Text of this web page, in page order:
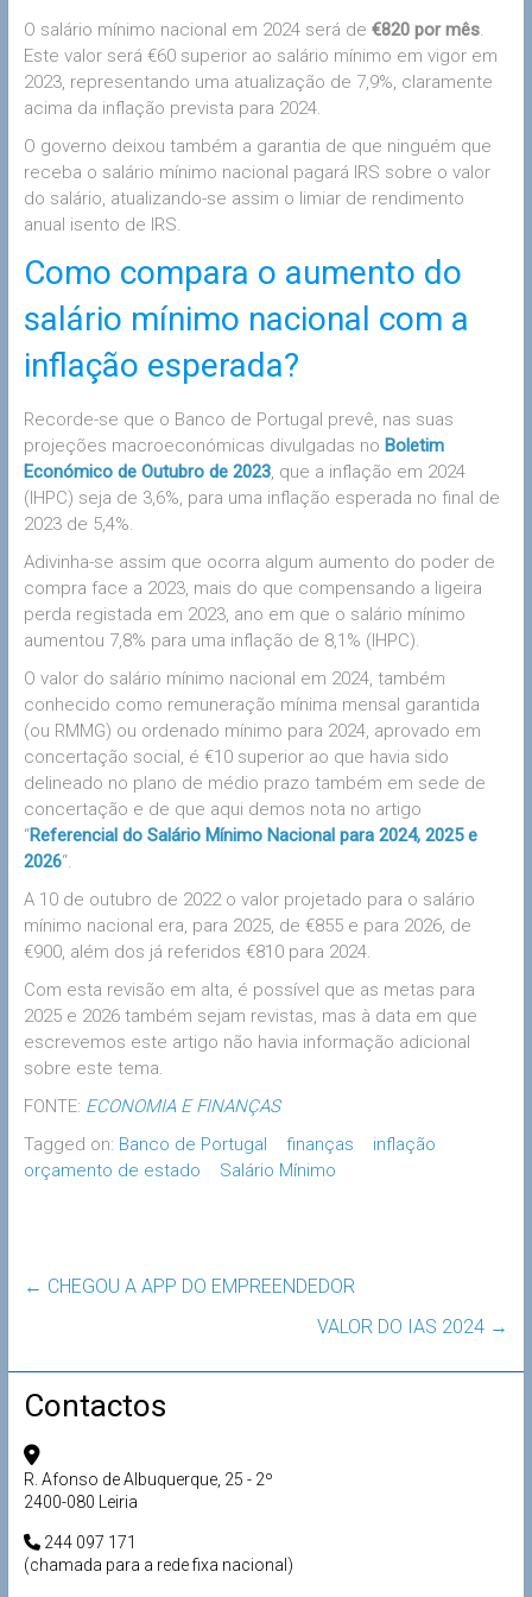
O salário mínimo nacional em 2024 será de €820 por mês.
Este valor será €60 superior ao salário mínimo em vigor em
2023, representando uma atualização de 7,9%, claramente
acima da inflação prevista para 2024.
O governo deixou também a garantia de que ninguém que
receba o salário mínimo nacional pagará IRS sobre o valor
do salário, atualizando-se assim o limiar de rendimento
anual isento de IRS.
Como compara o aumento do
salário mínimo nacional com a
inflação esperada?
Recorde-se que o Banco de Portugal prevê, nas suas
projeções macroeconómicas divulgadas no Boletim
Económico de Outubro de 2023, que a inflação em 2024
(IHPC) seja de 3,6%, para uma inflação esperada no final de
2023 de 5,4%.
Adivinha-se assim que ocorra algum aumento do poder de
compra face a 2023, mais do que compensando a ligeira
perda registada em 2023, ano em que o salário mínimo
aumentou 7,8% para uma inflação de 8,1% (IHPC).
O valor do salário mínimo nacional em 2024, também
conhecido como remuneração mínima mensal garantida
(ou RMMG) ou ordenado mínimo para 2024, aprovado em
concertação social, é €10 superior ao que havia sido
delineado no plano de médio prazo também em sede de
concertação e de que aqui demos nota no artigo
“Referencial do Salário Mínimo Nacional para 2024, 2025 e
2026“.
A 10 de outubro de 2022 o valor projetado para o salário
mínimo nacional era, para 2025, de €855 e para 2026, de
€900, além dos já referidos €810 para 2024.
Com esta revisão em alta, é possível que as metas para
2025 e 2026 também sejam revistas, mas à data em que
escrevemos este artigo não havia informação adicional
sobre este tema.
FONTE: ECONOMIA E FINANÇAS
Tagged on: Banco de Portugal finanças
inflação
orçamento de estado
Salário Mínimo
← CHEGOU A APP DO EMPREENDEDOR
VALOR DO IAS 2024 →
Contactos
R. Afonso de Albuquerque, 25 - 2º
2400-080 Leiria
244 097 171
(chamada para a rede fixa nacional)